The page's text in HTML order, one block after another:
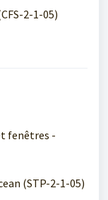
2-1-05)
fenêtres -
(STP-2-1-05)